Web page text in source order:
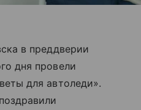
в преддверии
дня провели
для автоледи».